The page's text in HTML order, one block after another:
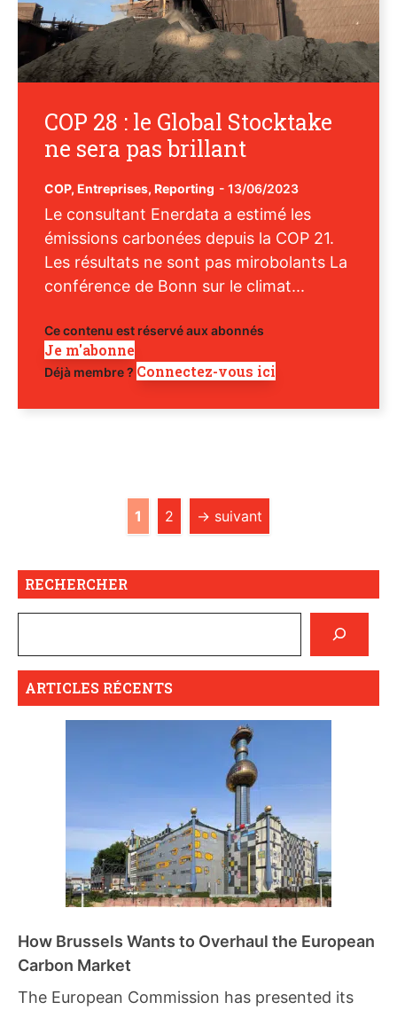
COP 28 : le Global Stocktake
ne sera pas brillant
COP, Entreprises, Reporting - 13/06/2023
Le consultant Enerdata a estimé les
émissions carbonées depuis la COP 21.
Les résultats ne sont pas mirobolants La
conférence de Bonn sur le climat...
Ce contenu est réservé aux abonnés
Je m'abonne
Déjà membre ? Connectez-vous ici
Page
1 Page
2 → suivant
RECHERCHER
ARTICLES RÉCENTS
How Brussels Wants to Overhaul the European
Carbon Market
The European Commission has presented its